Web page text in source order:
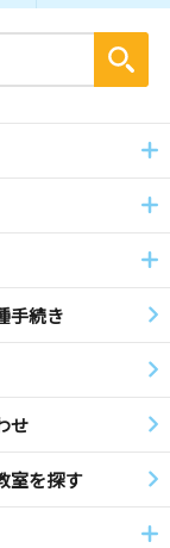
手続き
せ
室を探す